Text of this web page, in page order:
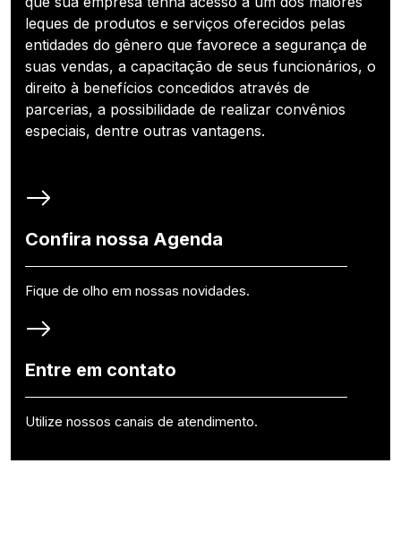
leques de produtos e serviços oferecidos pelas
entidades do gênero que favorece a segurança de
suas vendas, a capacitação de seus funcionários, o
direito à benefícios concedidos através de
parcerias, a possibilidade de realizar convênios
especiais, dentre outras vantagens.
Confira nossa Agenda
Fique de olho em nossas novidades.
Entre em contato
Utilize nossos canais de atendimento.